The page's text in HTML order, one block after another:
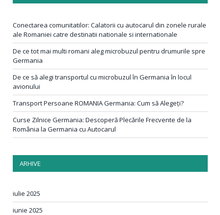
Conectarea comunitatilor: Calatorii cu autocarul din zonele rurale
ale Romaniei catre destinatii nationale si internationale
De ce tot mai multi romani aleg microbuzul pentru drumurile spre
Germania
De ce să alegi transportul cu microbuzul în Germania în locul
avionului
Transport Persoane ROMANIA Germania: Cum să Alegeți?
Curse Zilnice Germania: Descoperă Plecările Frecvente de la
România la Germania cu Autocarul
ARHIVE
iulie 2025
iunie 2025